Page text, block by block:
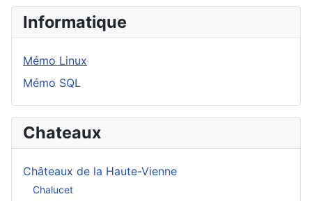
Informatique
Mémo Linux
Mémo SQL
Chateaux
Châteaux de la Haute-Vienne
Chalucet